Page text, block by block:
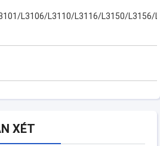
L3106/L3110/L3116/L3150/L3156/
XÉT